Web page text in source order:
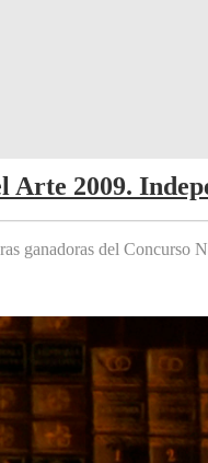
Arte 2009.
ganadoras del Concurso